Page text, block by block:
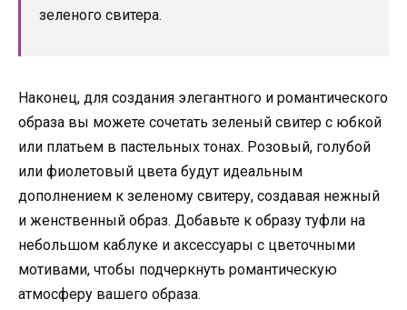
зеленого свитера.
Наконец, для создания элегантного и романтического
образа вы можете сочетать зеленый свитер с юбкой
или платьем в пастельных тонах. Розовый, голубой
или фиолетовый цвета будут идеальным
дополнением к зеленому свитеру, создавая нежный
и женственный образ. Добавьте к образу туфли на
небольшом каблуке и аксессуары с цветочными
мотивами, чтобы подчеркнуть романтическую
атмосферу вашего образа.